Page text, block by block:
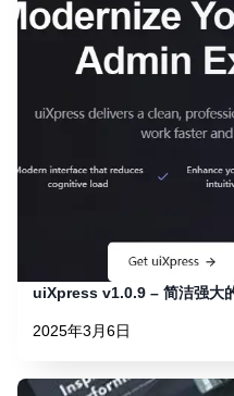
uiXpress v1.0.9 – 简洁强大
2025年3月6日